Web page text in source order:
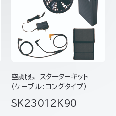
空調服®
スターターキット
（ケーブル：ロングタイプ）
SK23012K90